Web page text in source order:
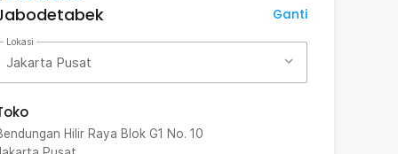
Ganti
Lokasi
Jakarta Pusat
Hilir Raya Blok G1 No. 10